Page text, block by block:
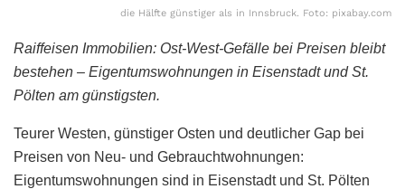
die Hälfte günstiger als in Innsbruck. Foto: pixabay.com
Raiffeisen Immobilien: Ost-West-Gefälle bei Preisen bleibt
bestehen – Eigentumswohnungen in Eisenstadt und St.
Pölten am günstigsten.
Teurer Westen, günstiger Osten und deutlicher Gap bei
Preisen von Neu- und Gebrauchtwohnungen:
Eigentumswohnungen sind in Eisenstadt und St. Pölten